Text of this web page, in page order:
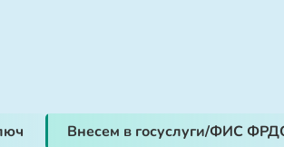
Внесем в госуслуги/ФИС